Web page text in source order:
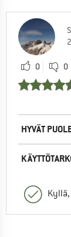
0 0
HYVÄT